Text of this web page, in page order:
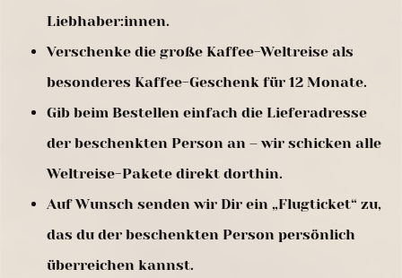
Liebhaber:innen.
Verschenke die große Kaffee-Weltreise als
besonderes Kaffee-Geschenk für 12 Monate.
Gib beim Bestellen einfach die Lieferadresse
der beschenkten Person an – wir schicken alle
Weltreise-Pakete direkt dorthin.
Auf Wunsch senden wir Dir ein „Flugticket“ zu,
das du der beschenkten Person persönlich
überreichen kannst.